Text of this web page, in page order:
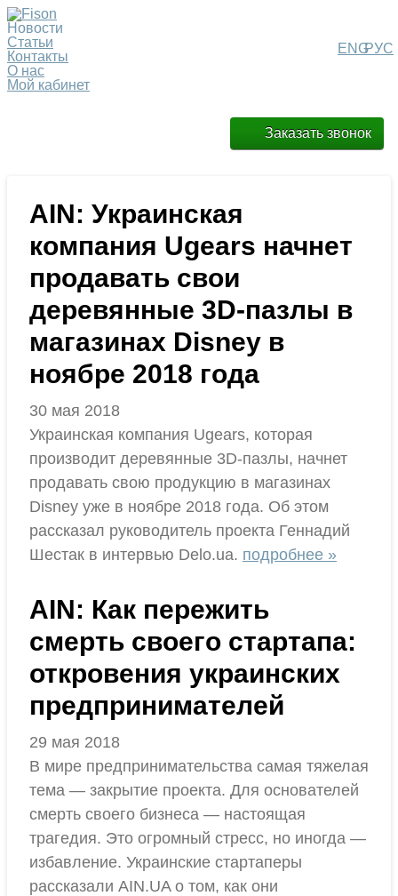
РУС
ENG
Новости
Статьи
Контакты
О нас
Мой кабинет
Заказать звонок
AIN: Украинская
компания Ugears начнет
продавать свои
деревянные 3D-пазлы в
магазинах Disney в
ноябре 2018 года
30 мая 2018
Украинская компания Ugears, которая
производит деревянные 3D-пазлы, начнет
продавать свою продукцию в магазинах
Disney уже в ноябре 2018 года. Об этом
рассказал руководитель проекта Геннадий
Шестак в интервью Delo.ua. подробнее »
AIN: Как пережить
смерть своего стартапа:
откровения украинских
предпринимателей
29 мая 2018
В мире предпринимательства самая тяжелая
тема — закрытие проекта. Для основателей
смерть своего бизнеса — настоящая
трагедия. Это огромный стресс, но иногда —
избавление. Украинские стартаперы
рассказали AIN.UA о том, как они